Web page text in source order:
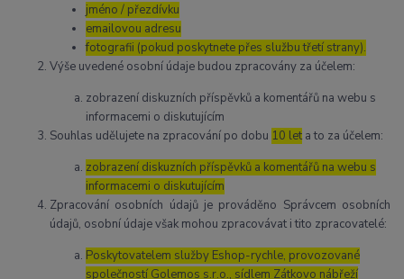
jméno / přezdívku
emailovou adresu
fotografii (pokud poskytnete přes službu třetí strany).
Výše uvedené osobní údaje budou zpracovány za účelem:
zobrazení diskuzních příspěvků a komentářů na webu s
informacemi o diskutujícím
Souhlas udělujete na zpracování po dobu 10 let a to za účelem:
zobrazení diskuzních příspěvků a komentářů na webu s
informacemi o diskutujícím
Zpracování osobních údajů je prováděno Správcem osobních
údajů, osobní údaje však mohou zpracovávat i tito zpracovatelé:
Poskytovatelem služby Eshop-rychle, provozované
společností Golemos s.r.o., sídlem Zátkovo nábřeží